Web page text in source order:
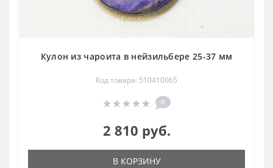
Кулон из чароита в нейзильбере 25-37 мм
Код товара: 510410065
0
2 810 руб.
В КОРЗИНУ